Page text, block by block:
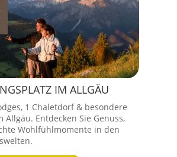
IM ALLGÄU
1 Chaletdorf & besondere
Allgäu. Entdecken Sie Genuss,
Wohlfühlmomente in den